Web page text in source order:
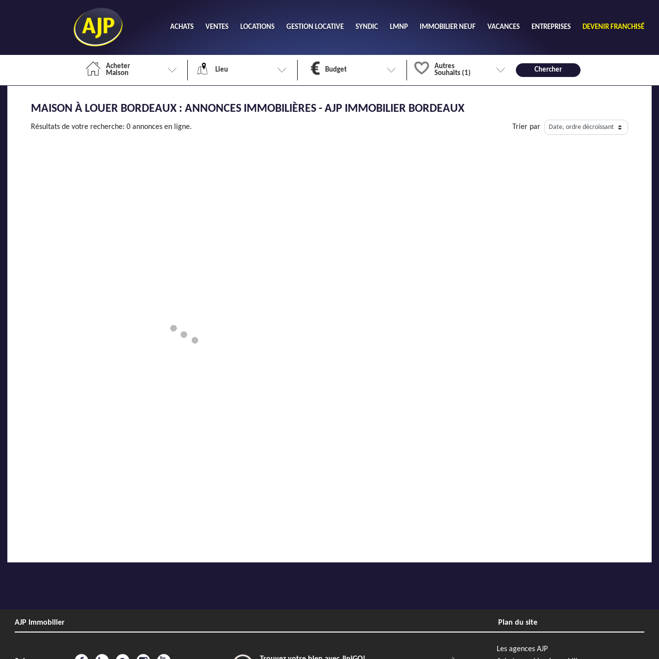
ACHATS VENTES LOCATIONS GESTION LOCATIVE SYNDIC LMNP IMMOBILIER NEUF VACANCES ENTREPRISES DEVENIR FRANCHISÉ
Acheter
Maison
Lieu Budget
min
Autres
Souhaits (1)
1
2 3
Chercher
MAISON À LOUER BORDEAUX : ANNONCES IMMOBILIÈRES - AJP IMMOBILIER BORDEAUX
Résultats de votre recherche: 0 annonces en ligne. Trier par
AJP Immobilier Plan du site
Les agences AJP